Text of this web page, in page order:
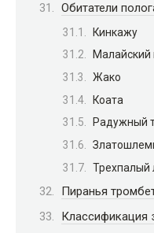
Обитатели
Кинкажу
Жако
Коата
Радужный
Трехпалый
Пиранья
Классификация